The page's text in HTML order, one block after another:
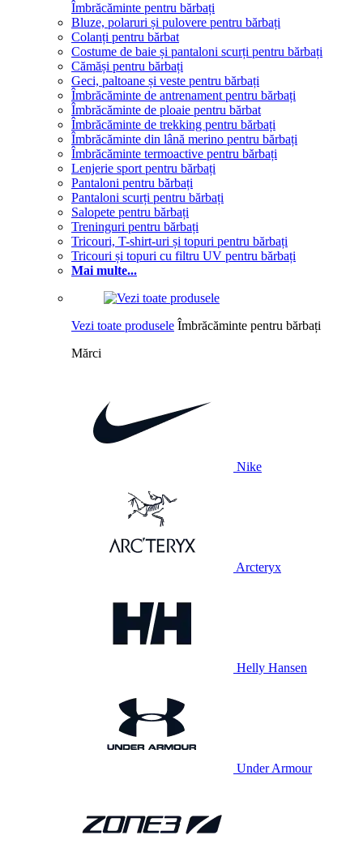
Îmbrăcăminte pentru bărbați
Bluze, polaruri și pulovere pentru bărbați
Colanți pentru bărbat
Costume de baie și pantaloni scurți pentru bărbați
Cămăși pentru bărbați
Geci, paltoane și veste pentru bărbați
Îmbrăcăminte de antrenament pentru bărbați
Îmbrăcăminte de ploaie pentru bărbat
Îmbrăcăminte de trekking pentru bărbați
Îmbrăcăminte din lână merino pentru bărbați
Îmbrăcăminte termoactive pentru bărbați
Lenjerie sport pentru bărbați
Pantaloni pentru bărbați
Pantaloni scurți pentru bărbați
Salopete pentru bărbați
Treninguri pentru bărbați
Tricouri, T-shirt-uri și topuri pentru bărbați
Tricouri și topuri cu filtru UV pentru bărbați
Mai multe...
Vezi toate produsele Îmbrăcăminte pentru bărbați
Mărci
Nike
Arcteryx
Helly Hansen
Under Armour